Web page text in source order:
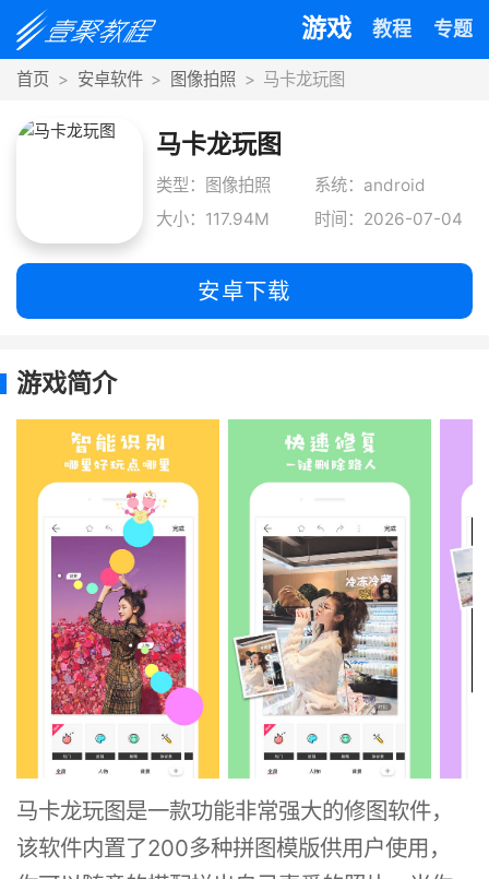
游戏 教程 专题
首页 安卓软件 图像拍照 马卡龙玩图
马卡龙玩图
类型：图像拍照
系统：android
大小：117.94M
时间：2026-07-04
安卓下载
游戏简介
马卡龙玩图是一款功能非常强大的修图软件，
该软件内置了200多种拼图模版供用户使用，